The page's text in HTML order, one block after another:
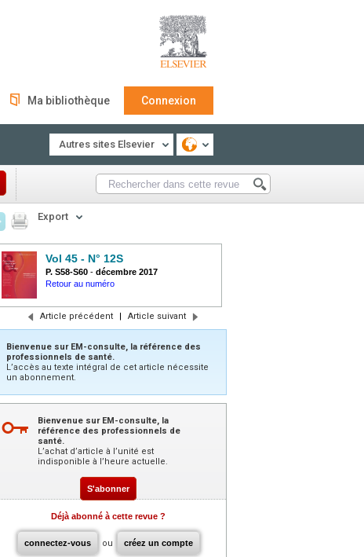
Ma bibliothèque Connexion
Autres sites Elsevier
Export
Vol 45 - N° 12S
P. S58-S60 - décembre 2017
Retour au numéro
Article précédent | Article suivant
Bienvenue sur EM-consulte, la référence des
professionnels de santé.
L’accès au texte intégral de cet article nécessite
un abonnement.
Bienvenue sur EM-consulte, la
référence des professionnels de
santé.
L’achat d’article à l’unité est
indisponible à l’heure actuelle.
S'abonner
Déjà abonné à cette revue ?
connectez-vous ou créez un compte